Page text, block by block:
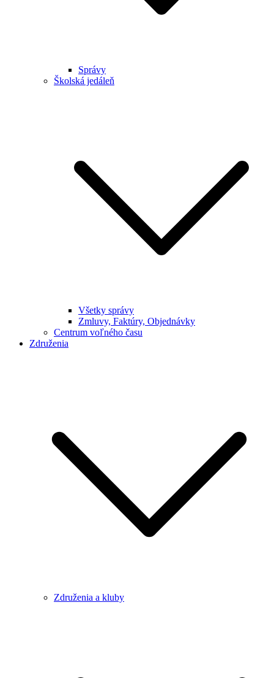
Správy
Školská jedáleň
Všetky správy
Zmluvy, Faktúry, Objednávky
Centrum voľného času
Združenia
Združenia a kluby